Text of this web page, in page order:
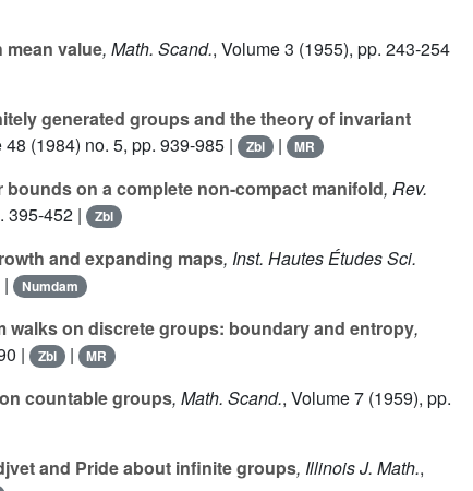
value, Math. Scand., Volume 3 (1955), pp. 243-254
generated groups and the theory of invariant
48 (1984) no. 5, pp. 939-985 | Zbl | MR
bounds on a complete non-compact manifold, Rev.
395-452 | Zbl
and expanding maps, Inst. Hautes Études Sci.
| Numdam
walks on discrete groups: boundary and entropy,
| Zbl | MR
countable groups, Math. Scand., Volume 7 (1959), pp.
and Pride about infinite groups, Illinois J. Math.,